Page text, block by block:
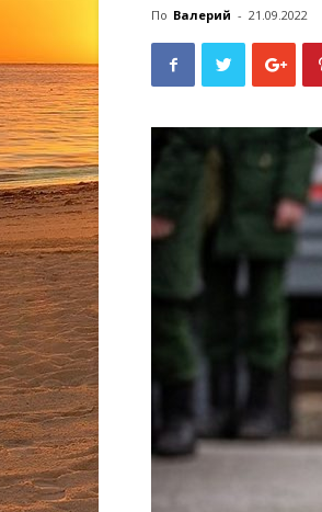
По Валерий - 21.09.2022